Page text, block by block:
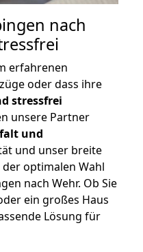
nach
erfahrenen
oder dass ihre
stressfrei
unsere Partner
und
und unser breite
optimalen Wahl
nach Wehr. Ob Sie
ein großes Haus
Lösung für